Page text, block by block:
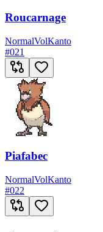
Roucarnage
NormalVolKanto
#021
Piafabec
NormalVolKanto
#022